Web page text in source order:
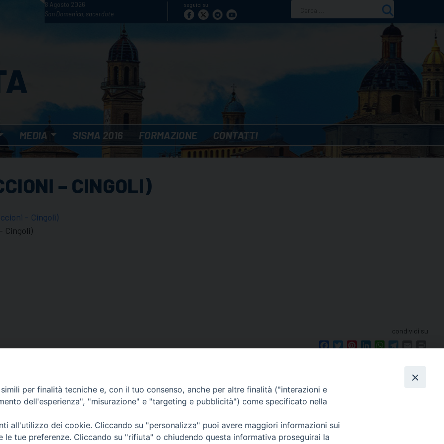
8 Agosto 2026
San Domenico, sacerdote
seguici su
per:
MEDIA SISMA 2016 FORMAZIONE CONTATTI
– CINGOLI)
- Cingoli)
Cingoli)
condividi su
FacebookTwitterPinterestLinkedInWhatsApp
– Macerata (MC)
Dal lunedì al sabato dalle 9.30 alle 12.00.
per finalità tecniche e, con il tuo consenso, anche per altre finalità ("interazioni e
dell'esperienza", "misurazione" e "targeting e pubblicità") come specificato nella
all'utilizzo dei cookie. Cliccando su "personalizza" puoi avere maggiori informazioni sui
le tue preferenze. Cliccando su "rifiuta" o chiudendo questa informativa proseguirai la